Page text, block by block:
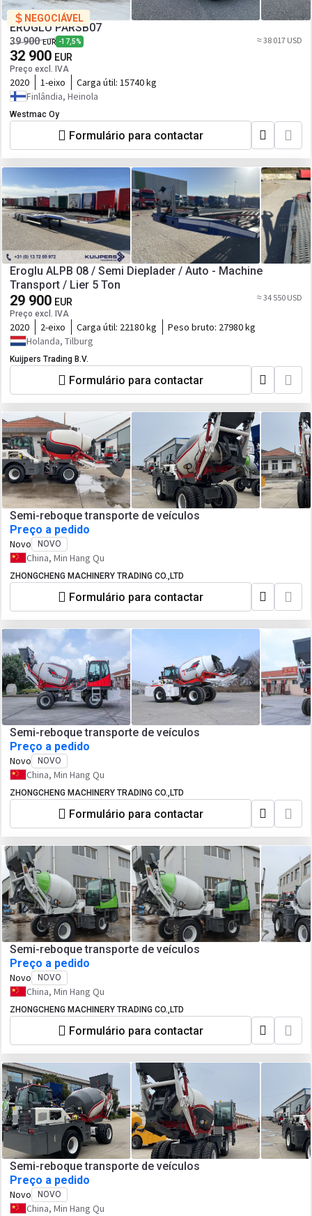
NEGOCIÁVEL
EROGLU PARSB07
39 900 EUR -17,5%
32 900 EUR
Preço excl. IVA
≈ 38 017 USD
2020 1-eixo Carga útil: 15740 kg
Finlândia, Heinola
Westmac Oy
Formulário para contactar
Eroglu ALPB 08 / Semi Dieplader / Auto - Machine
Transport / Lier 5 Ton
29 900 EUR
Preço excl. IVA
≈ 34 550 USD
2020 2-eixo Carga útil: 22180 kg Peso bruto: 27980 kg
Holanda, Tilburg
Kuijpers Trading B.V.
Formulário para contactar
Semi-reboque transporte de veículos
Preço a pedido
Novo NOVO
China, Min Hang Qu
ZHONGCHENG MACHINERY TRADING CO.,LTD
Formulário para contactar
Semi-reboque transporte de veículos
Preço a pedido
Novo NOVO
China, Min Hang Qu
ZHONGCHENG MACHINERY TRADING CO.,LTD
Formulário para contactar
Semi-reboque transporte de veículos
Preço a pedido
Novo NOVO
China, Min Hang Qu
ZHONGCHENG MACHINERY TRADING CO.,LTD
Formulário para contactar
Semi-reboque transporte de veículos
Preço a pedido
Novo NOVO
China, Min Hang Qu